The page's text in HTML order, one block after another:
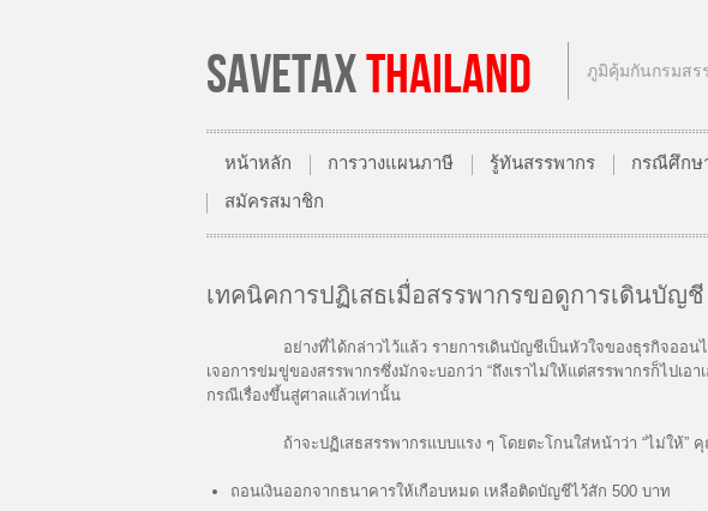
SAVETAXTHAILAND ภูมิคุ้มกันกรมสร
หน้าหลัก การวางแผนภาษี รู้ทันสรรพากร กรณีศึกษ
สมัครสมาชิก
เทคนิคการปฏิเสธเมื่อสรรพากรขอดูการเดินบัญชี
อย่างที่ได้กล่าวไว้แล้ว รายการเดินบัญชีเป็นหัวใจของธุรกิจออนไลน์
เจอการข่มขู่ของสรรพากรซึ่งมักจะบอกว่า “ถึงเราไม่ให้แต่สรรพากรก็ไปเ
กรณีเรื่องขึ้นสู่ศาลแล้วเท่านั้น
ถ้าจะปฏิเสธสรรพากรแบบแรง ๆ โดยตะโกนใส่หน้าว่า “ไม่ให้” คุ
ถอนเงินออกจากธนาคารให้เกือบหมด เหลือติดบัญชีไว้สัก 500 บาท